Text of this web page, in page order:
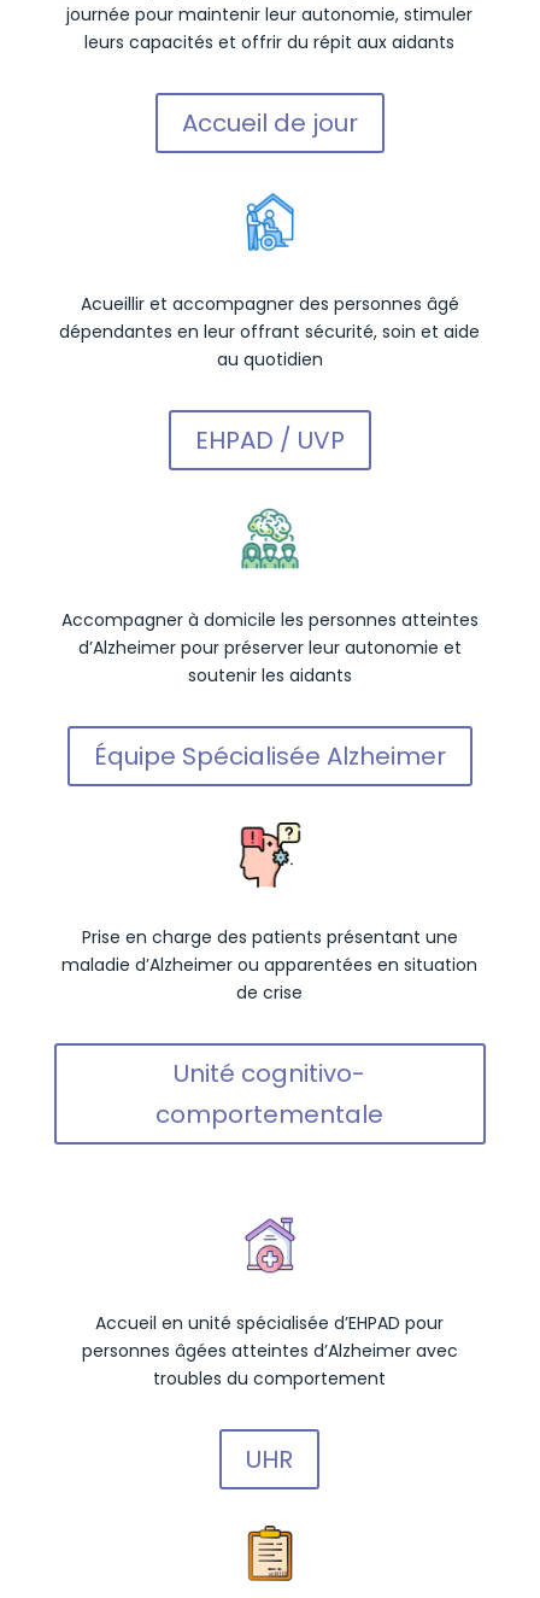
journée pour maintenir leur autonomie, stimuler
leurs capacités et offrir du répit aux aidants
Accueil de jour
Acueillir et accompagner des personnes âgé
dépendantes en leur offrant sécurité, soin et aide
au quotidien
EHPAD / UVP
Accompagner à domicile les personnes atteintes
d’Alzheimer pour préserver leur autonomie et
soutenir les aidants
Équipe Spécialisée Alzheimer
Prise en charge des patients présentant une
maladie d’Alzheimer ou apparentées en situation
de crise
Unité cognitivo-
comportementale
Accueil en unité spécialisée d’EHPAD pour
personnes âgées atteintes d’Alzheimer avec
troubles du comportement
UHR